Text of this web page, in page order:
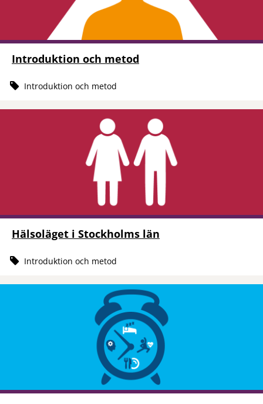
Introduktion och metod
Introduktion och metod
Hälsoläget i Stockholms län
Introduktion och metod